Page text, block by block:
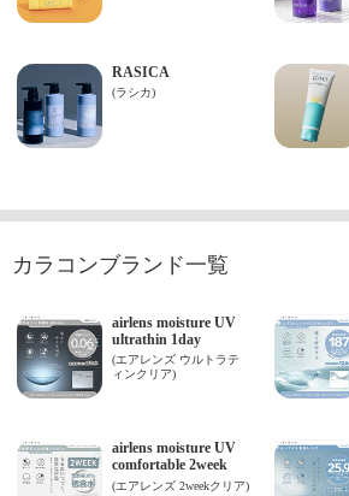
カラコンブランド一覧